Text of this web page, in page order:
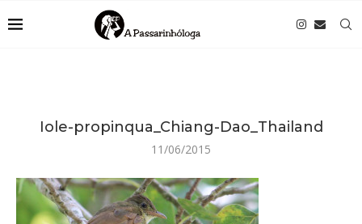
Iole-propinqua_Chiang-Dao_Thailand
11/06/2015